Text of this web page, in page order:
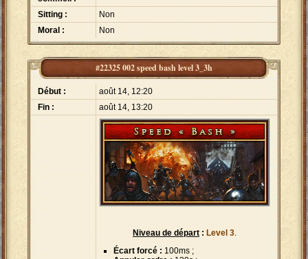
Sitting :
Non
Moral :
Non
#22325 002 speed bash level 3_3h
Début :
août 14, 12:20
Fin :
août 14, 13:20
Niveau de départ : Level 3.
Écart forcé : 100ms ;